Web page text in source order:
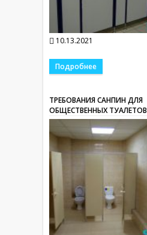
10.13.2021
Подробнее
ТРЕБОВАНИЯ САНПИН ДЛЯ
ОБЩЕСТВЕННЫХ ТУАЛЕТОВ